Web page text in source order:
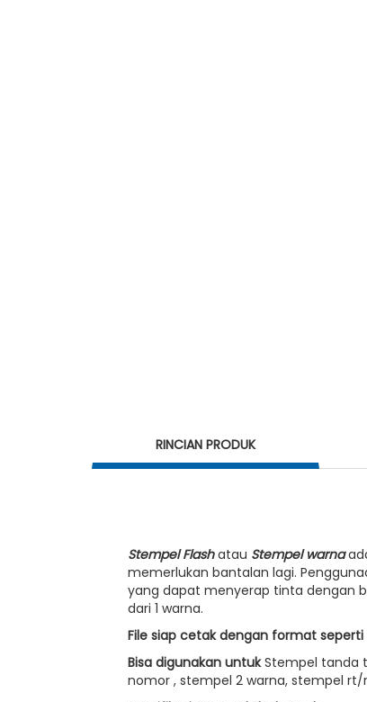
RINCIAN PRODUK
Stempel Flash atau Stempel warna
memerlukan bantalan lagi.
yang dapat menyerap tinta dengan
dari 1 warna.
File siap cetak dengan format seperti
Bisa digunakan untukStempel tanda
nomor , stempel 2 warna, stempel